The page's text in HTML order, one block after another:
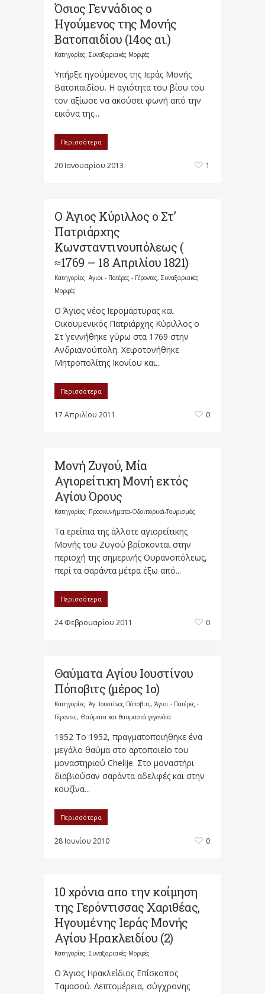
Όσιος Γεννάδιος ο
Ηγούμενος της Μονής
Βατοπαιδίου (14ος αι.)
Κατηγορίες: Συναξαριακές Μορφές
Υπήρξε ηγούμενος της Ιεράς Μονής
Βατοπαιδίου. Η αγιότητα του βίου του
τον αξίωσε να ακούσει φωνή από την
εικόνα της...
Περισσότερα
20 Ιανουαρίου 2013 1
Ο Άγιος Κύριλλος ο Στ’
Πατριάρχης
Κωνσταντινουπόλεως (
≈1769 – 18 Απριλίου 1821)
Κατηγορίες: Άγιοι - Πατέρες - Γέροντες, Συναξαριακές
Μορφές
Ο Άγιος νέος Ιερομάρτυρας και
Οικουμενικός Πατριάρχης Κύριλλος ο
Στ΄ γεννήθηκε γύρω στα 1769 στην
Ανδριανούπολη. Χειροτονήθηκε
Μητροπολίτης Ικονίου και...
Περισσότερα
17 Απριλίου 2011 0
Μονή Ζυγού, Μία
Αγιορείτικη Μονή εκτός
Αγίου Όρους
Κατηγορίες: Προσκυνήματα-Οδοιπορικά-Τουρισμός
Τα ερείπια της άλλοτε αγιορείτικης
Μονής του Ζυγού βρίσκονται στην
περιοχή της σημερινής Ουρανοπόλεως,
περί τα σαράντα μέτρα έξω από...
Περισσότερα
24 Φεβρουαρίου 2011 0
Θαύματα Αγίου Ιουστίνου
Πόποβιτς (μέρος 1ο)
Κατηγορίες: Άγ. Ιουστίνος Πόποβιτς, Άγιοι - Πατέρες -
Γέροντες, Θαύματα και θαυμαστά γεγονότα
1952 Το 1952, πραγματοποιήθηκε ένα
μεγάλο θαύμα στο αρτοποιείο του
μοναστηριού Chelije. Στο μοναστήρι
διαβιούσαν σαράντα αδελφές και στην
κουζίνα...
Περισσότερα
28 Ιουνίου 2010 0
10 χρόνια απο την κοίμηση
της Γερόντισσας Χαριθέας,
Ηγουμένης Ιεράς Μονής
Αγίου Ηρακλειδίου (2)
Κατηγορίες: Συναξαριακές Μορφές
Ο Άγιος Ηρακλείδιος Επίσκοπος
Ταμασού. Λεπτομέρεια, σύγχρονης